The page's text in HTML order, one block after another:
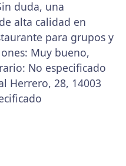
duda, una
alta calidad en
para grupos y
Muy bueno,
No especificado
Herrero, 28, 14003